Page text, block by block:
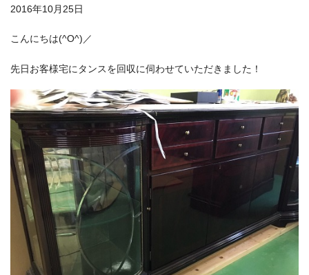
2016年10月25日
こんにちは(^O^)／
先日お客様宅にタンスを回収に伺わせていただきました！